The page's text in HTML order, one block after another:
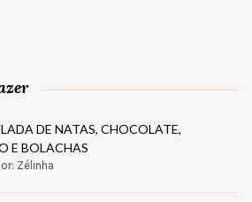
DE NATAS, CHOCOLATE,
E BOLACHAS
Zélinha